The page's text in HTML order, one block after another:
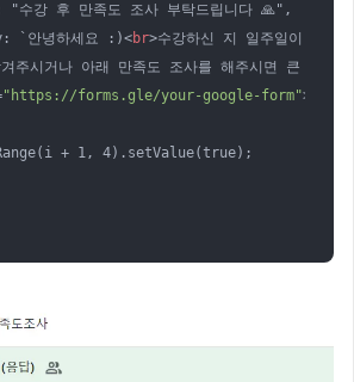
수강 후 만족도 조사 부탁드립니다 🙏",
`안녕하세요 :)
<br>수강하신 지 일주일이 되었
주시거나 아래 만족도 조사를 해주시면 큰 도움
"https://forms.gle/your-google-form">
+ 1, 4).setValue(true);